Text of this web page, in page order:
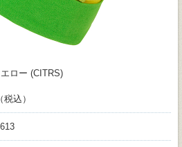
ロー (CITRS)
込）